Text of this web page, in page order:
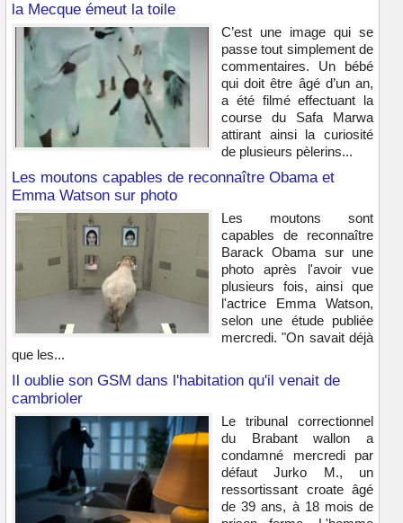
la Mecque émeut la toile
C’est une image qui se
passe tout simplement de
commentaires. Un bébé
qui doit être âgé d’un an,
a été filmé effectuant la
course du Safa Marwa
attirant ainsi la curiosité
de plusieurs pèlerins...
Les moutons capables de reconnaître Obama et
Emma Watson sur photo
Les moutons sont
capables de reconnaître
Barack Obama sur une
photo après l'avoir vue
plusieurs fois, ainsi que
l'actrice Emma Watson,
selon une étude publiée
mercredi. "On savait déjà
que les...
Il oublie son GSM dans l'habitation qu'il venait de
cambrioler
Le tribunal correctionnel
du Brabant wallon a
condamné mercredi par
défaut Jurko M., un
ressortissant croate âgé
de 39 ans, à 18 mois de